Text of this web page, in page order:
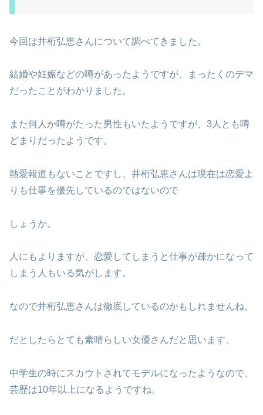
今回は井桁弘恵さんについて調べてきました。
結婚や妊娠などの噂があったようですが、まったくのデマ
だったことがわかりました。
また何人か噂がたった男性もいたようですが、3人とも噂
どまりだったようです。
熱愛報道もないことですし、井桁弘恵さんは現在は恋愛よ
りも仕事を優先しているのではないので
しょうか。
人にもよりますが、恋愛してしまうと仕事が疎かになって
しまう人もいる気がします。
なので井桁弘恵さんは徹底しているのかもしれませんね。
だとしたらとても素晴らしい女優さんだと思います。
中学生の時にスカウトされてモデルになったようなので、
芸歴は10年以上になるようですね。